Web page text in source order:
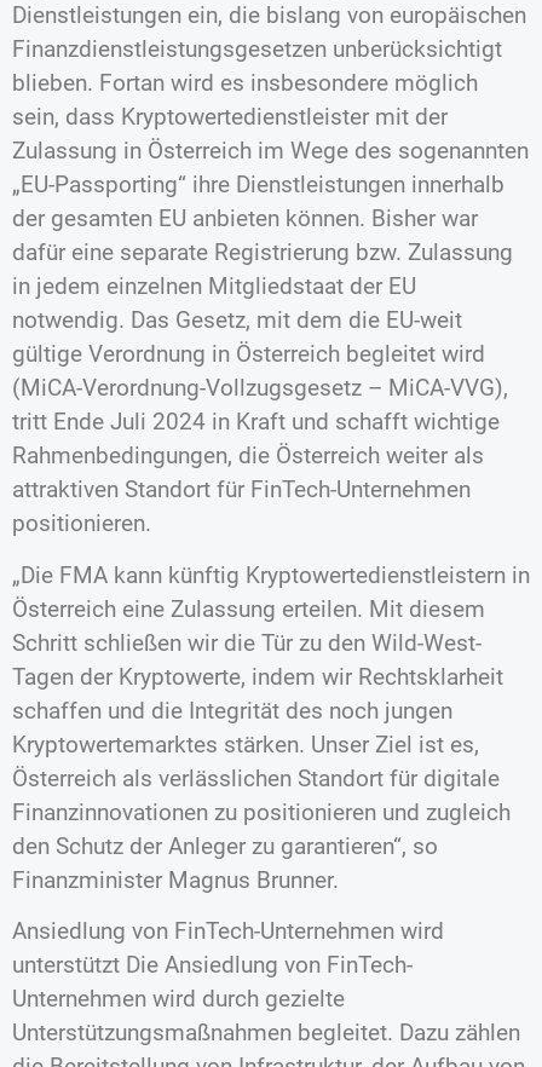
Dienstleistungen ein, die bislang von europäischen
Finanzdienstleistungsgesetzen unberücksichtigt
blieben. Fortan wird es insbesondere möglich
sein, dass Kryptowertedienstleister mit der
Zulassung in Österreich im Wege des sogenannten
„EU-Passporting“ ihre Dienstleistungen innerhalb
der gesamten EU anbieten können. Bisher war
dafür eine separate Registrierung bzw. Zulassung
in jedem einzelnen Mitgliedstaat der EU
notwendig. Das Gesetz, mit dem die EU-weit
gültige Verordnung in Österreich begleitet wird
(MiCA-Verordnung-Vollzugsgesetz – MiCA-VVG),
tritt Ende Juli 2024 in Kraft und schafft wichtige
Rahmenbedingungen, die Österreich weiter als
attraktiven Standort für FinTech-Unternehmen
positionieren.
„Die FMA kann künftig Kryptowertedienstleistern in
Österreich eine Zulassung erteilen. Mit diesem
Schritt schließen wir die Tür zu den Wild-West-
Tagen der Kryptowerte, indem wir Rechtsklarheit
schaffen und die Integrität des noch jungen
Kryptowertemarktes stärken. Unser Ziel ist es,
Österreich als verlässlichen Standort für digitale
Finanzinnovationen zu positionieren und zugleich
den Schutz der Anleger zu garantieren“, so
Finanzminister Magnus Brunner.
Ansiedlung von FinTech-Unternehmen wird
unterstützt Die Ansiedlung von FinTech-
Unternehmen wird durch gezielte
Unterstützungsmaßnahmen begleitet. Dazu zählen